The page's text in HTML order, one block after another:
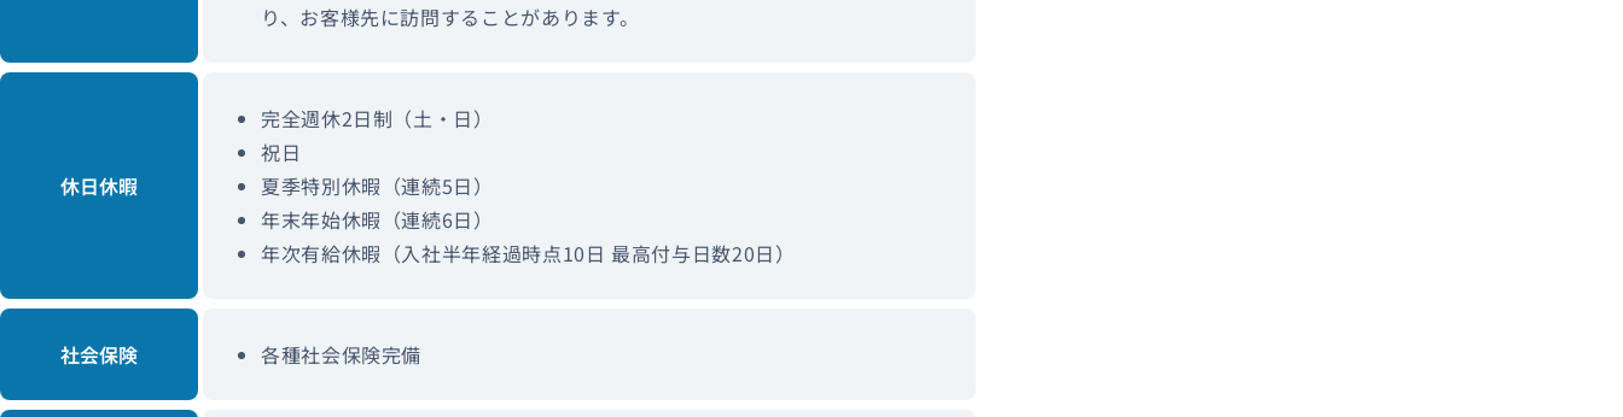
り、お客様先に訪問することがあります。
休日休暇
完全週休2日制（土・日）
祝日
夏季特別休暇（連続5日）
年末年始休暇（連続6日）
年次有給休暇（入社半年経過時点10日 最高付与日数20日）
社会保険 各種社会保険完備